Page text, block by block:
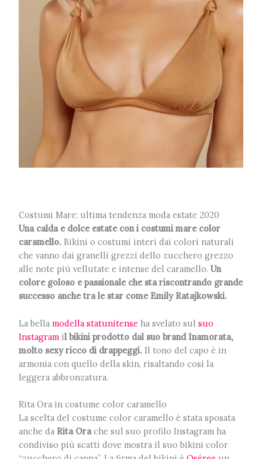
Costumi Mare: ultima tendenza moda estate 2020
Una calda e dolce estate con i costumi mare color
caramello. Bikini o costumi interi dai colori naturali
che vanno dai granelli grezzi dello zucchero grezzo
alle note più vellutate e intense del caramello. Un
colore goloso e passionale che sta riscontrando grande
successo anche tra le star come Emily Ratajkowski.
La bella modella statunitense ha svelato sul suo
Instagramil bikini prodotto dal suo brand Inamorata,
molto sexy ricco di drappeggi.Il tono del capo è in
armonia con quello della skin, risaltando così la
leggera abbronzatura.
Rita Ora in costume color caramello
La scelta del costume color caramello è stata sposata
anche da Rita Orache sul suo profilo Instagram ha
condiviso più scatti dove mostra il suo bikini color